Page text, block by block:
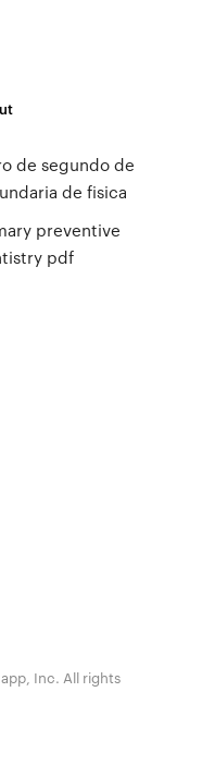
de segundo de
de fisica
preventive
pdf
Inc. All rights